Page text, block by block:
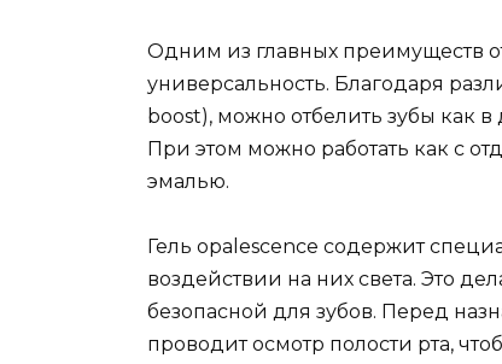
Одним из главных преимуществ
универсальность. Благодаря
boost), можно отбелить зубы как в
При этом можно работать как с
эмалью.
Гель opalescence содержит
воздействии на них света. Это
безопасной для зубов. Перед
проводит осмотр полости рта,